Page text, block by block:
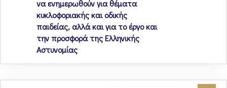
να ενημερωθούν για θέματα
κυκλοφοριακής και οδικής
παιδείας, αλλά και για το έργο και
την προσφορά της Ελληνικής
Αστυνομίας